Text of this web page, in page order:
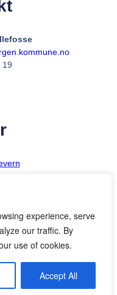
experience, serve
our traffic. By
use of cookies.
Accept All
19